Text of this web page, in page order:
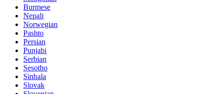
Burmese
Nepali
Norwegian
Pashto
Persian
Punjabi
Serbian
Sesotho
Sinhala
Slovak